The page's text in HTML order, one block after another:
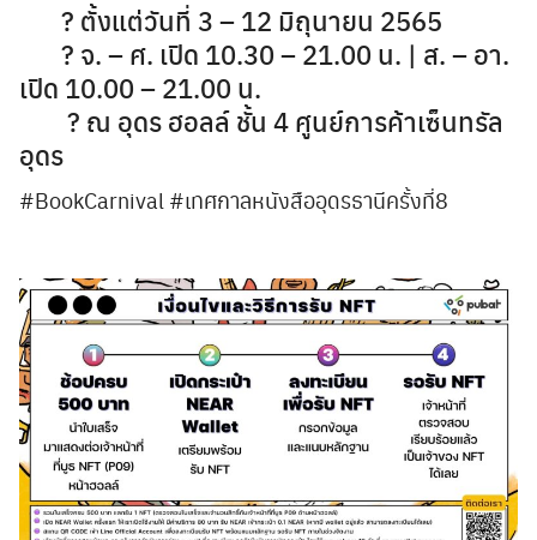
? ตั้งแต่วันที่ 3 – 12 มิถุนายน 2565
? จ. – ศ. เปิด 10.30 – 21.00 น. | ส. – อา.
เปิด 10.00 – 21.00 น.
? ณ อุดร ฮอลล์ ชั้น 4 ศูนย์การค้าเซ็นทรัล
อุดร
#BookCarnival #เทศกาลหนังสืออุดรธานีครั้งที่8